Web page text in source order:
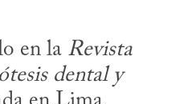
en la Revista
dental y